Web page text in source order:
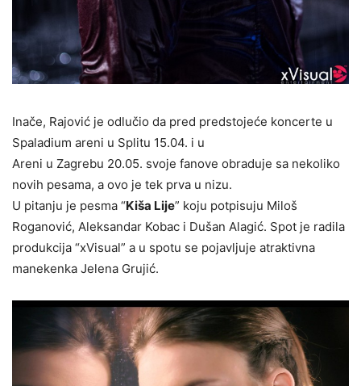
Inače, Rajović je odlučio da pred predstojeće koncerte u
Spaladium areni u Splitu 15.04. i u
Areni u Zagrebu 20.05. svoje fanove obraduje sa nekoliko
novih pesama, a ovo je tek prva u nizu.
U pitanju je pesma “Kiša Lije” koju potpisuju Miloš
Roganović, Aleksandar Kobac i Dušan Alagić. Spot je radila
produkcija “xVisual” a u spotu se pojavljuje atraktivna
manekenka Jelena Grujić.